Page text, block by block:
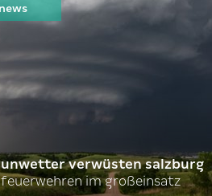
unwetter verwüsten salzburg
feuerwehren im großeinsatz